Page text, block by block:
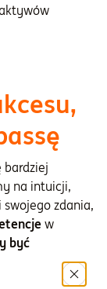
bardziej
na intuicji,
zdania,
w
być
w